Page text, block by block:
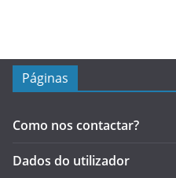
Páginas
Como nos contactar?
Dados do utilizador